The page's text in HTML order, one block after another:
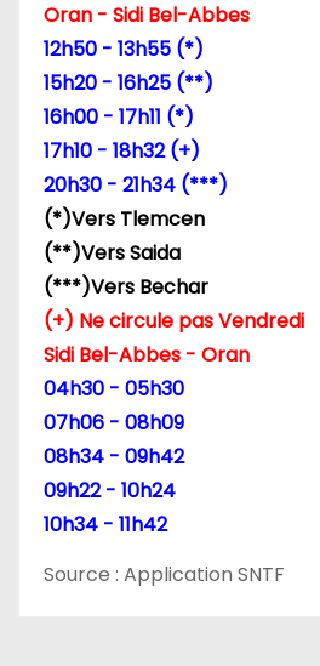
Oran - Sidi Bel-Abbes
12h50 - 13h55 (*)
15h20 - 16h25 (**)
16h00 - 17h11 (*)
17h10 - 18h32 (+)
20h30 - 21h34 (***)
(*)Vers Tlemcen
(**)Vers Saida
(***)Vers Bechar
(+) Ne circule pas Vendredi
Sidi Bel-Abbes - Oran
04h30 - 05h30
07h06 - 08h09
08h34 - 09h42
09h22 - 10h24
10h34 - 11h42
Source : Application SNTF